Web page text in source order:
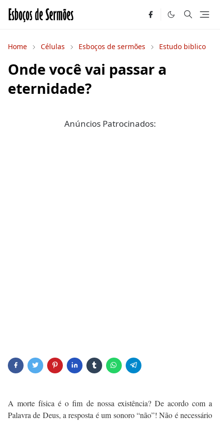
Home Células Esboços de sermões Estudo biblico
Onde você vai passar a
eternidade?
Anúncios Patrocinados:
A morte física é o fim de nossa existência? De acordo com a
Palavra de Deus, a resposta é um sonoro “não”! Não é necessário